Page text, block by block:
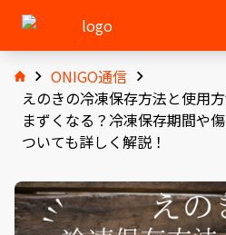
ONIGO通信
えのきの冷凍保存方法と使用
まずくなる？冷凍保存期間や
ついても詳しく解説！